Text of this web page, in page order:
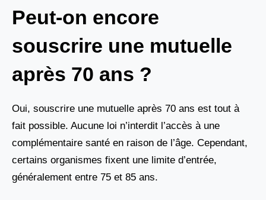
Peut-on encore
souscrire une mutuelle
après 70 ans ?
Oui, souscrire une mutuelle après 70 ans est tout à
fait possible. Aucune loi n’interdit l’accès à une
complémentaire santé en raison de l’âge. Cependant,
certains organismes fixent une limite d’entrée,
généralement entre 75 et 85 ans.